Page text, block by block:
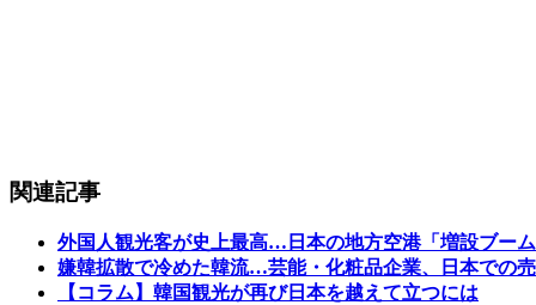
関連記事
外国人観光客が史上最高…日本の地方空港「増設ブーム
嫌韓拡散で冷めた韓流…芸能・化粧品企業、日本での
【コラム】韓国観光が再び日本を越えて立つには